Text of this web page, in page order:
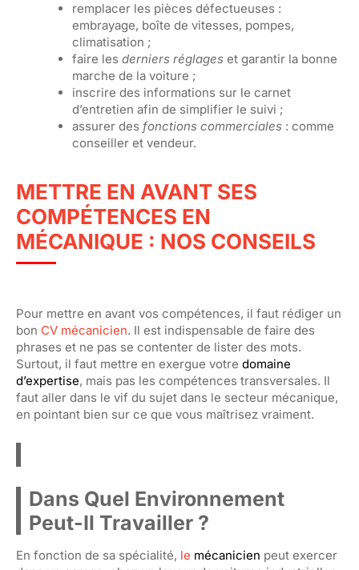
remplacer les pièces défectueuses :
embrayage, boîte de vitesses, pompes,
climatisation ;
faire les derniers réglages et garantir la bonne
marche de la voiture ;
inscrire des informations sur le carnet
d’entretien afin de simplifier le suivi ;
assurer des fonctions commerciales : comme
conseiller et vendeur.
METTRE EN AVANT SES
COMPÉTENCES EN
MÉCANIQUE : NOS CONSEILS
Pour mettre en avant vos compétences, il faut rédiger un
bon CV mécanicien. Il est indispensable de faire des
phrases et ne pas se contenter de lister des mots.
Surtout, il faut mettre en exergue votre domaine
d’expertise, mais pas les compétences transversales. Il
faut aller dans le vif du sujet dans le secteur mécanique,
en pointant bien sur ce que vous maîtrisez vraiment.
Dans Quel Environnement
Peut-Il Travailler ?
En fonction de sa spécialité, le mécanicien peut exercer